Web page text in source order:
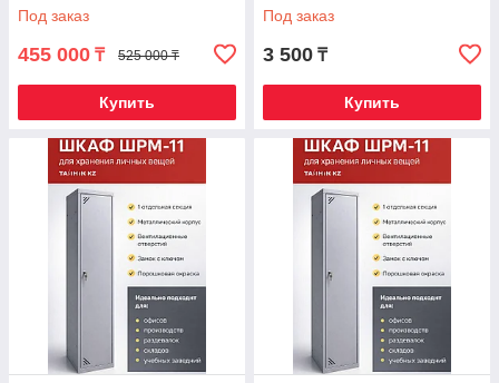
Под заказ
455 000 ₸ 525 000 ₸
Купить
Под заказ
3 500 ₸
Купить